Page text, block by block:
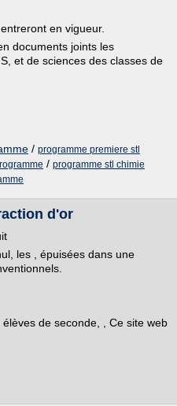
en vigueur.
documents joints les
et de sciences des classes de
/ programme premiere stl
/ programme stl chimie
d'or
les , épuisées dans une
de seconde, , Ce site web